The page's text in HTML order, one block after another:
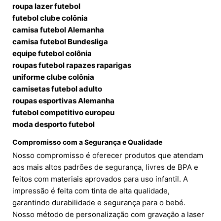
roupa lazer futebol
futebol clube colônia
camisa futebol Alemanha
camisa futebol Bundesliga
equipe futebol colônia
roupas futebol rapazes raparigas
uniforme clube colônia
camisetas futebol adulto
roupas esportivas Alemanha
futebol competitivo europeu
moda desporto futebol
Compromisso com a Segurança e Qualidade
Nosso compromisso é oferecer produtos que atendam
aos mais altos padrões de segurança, livres de BPA e
feitos com materiais aprovados para uso infantil. A
impressão é feita com tinta de alta qualidade,
garantindo durabilidade e segurança para o bebé.
Nosso método de personalização com gravação a laser